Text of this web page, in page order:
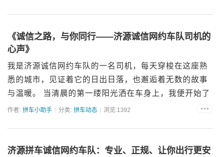
《诚信之路，与你同行——济源诚信网约车队司机的
心声》
我是济源诚信网约车队的一名司机，每天穿梭在这座熟
悉的城市，见证着它的日出日落，也邂逅着无数的故事
与温暖。 当清晨的第一缕阳光洒在车身上，我便开始了
一天的征程。我深知，自己手中的方向盘，不仅掌控着
作者: 拼车小助手 分类: 拼车动态 浏览:1392
济源拼车诚信网约车队：专业、正规、让你出行更安